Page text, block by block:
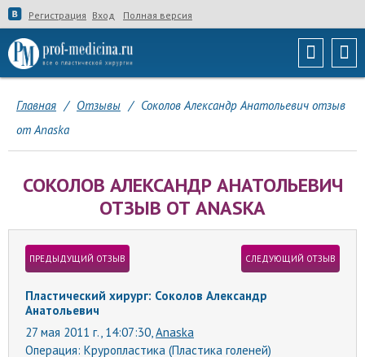
Регистрация Вход Полная версия
Главная / Отзывы / Соколов Александр Анатольевич отзыв
от Anaska
СОКОЛОВ АЛЕКСАНДР АНАТОЛЬЕВИЧ
ОТЗЫВ ОТ ANASKA
ПРЕДЫДУЩИЙ ОТЗЫВ СЛЕДУЮЩИЙ ОТЗЫВ
Пластический хирург: Соколов Александр
Анатольевич
27 мая 2011 г., 14:07:30, Anaska
Операция: Круропластика (Пластика голеней)